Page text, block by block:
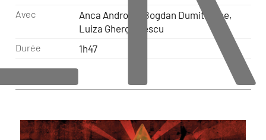
Avec
Anca Androne, Bogdan Dumitrache,
Luiza Gherghinescu
Durée 1h47